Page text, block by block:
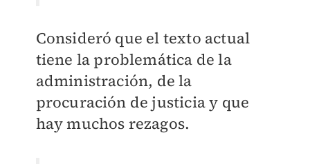
Consideró que el texto actual
tiene la problemática de la
administración, de la
procuración de justicia y que
hay muchos rezagos.